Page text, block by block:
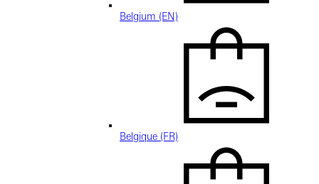
Belgium (EN)
Belgique (FR)